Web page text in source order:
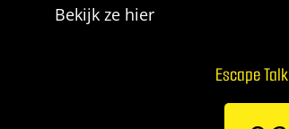
Bekijk ze hier
Escape Talk